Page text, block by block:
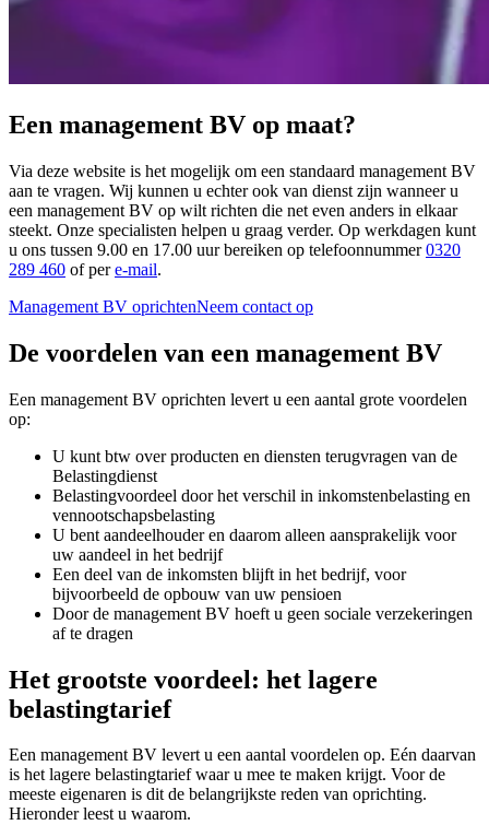
Een management BV op maat?
Via deze website is het mogelijk om een standaard management BV
aan te vragen. Wij kunnen u echter ook van dienst zijn wanneer u
een management BV op wilt richten die net even anders in elkaar
steekt. Onze specialisten helpen u graag verder. Op werkdagen kunt
u ons tussen 9.00 en 17.00 uur bereiken op telefoonnummer0320
289 460 of pere-mail.
Management BV oprichtenNeem contact op
De voordelen van een management BV
Een management BV oprichten levert u een aantal grote voordelen
op:
U kunt btw over producten en diensten terugvragen van de
Belastingdienst
Belastingvoordeel door het verschil in inkomstenbelasting en
vennootschapsbelasting
U bent aandeelhouder en daarom alleen aansprakelijk voor
uw aandeel in het bedrijf
Een deel van de inkomsten blijft in het bedrijf, voor
bijvoorbeeld de opbouw van uw pensioen
Door de management BV hoeft u geen sociale verzekeringen
af te dragen
Het grootste voordeel: het lagere
belastingtarief
Een management BV levert u een aantal voordelen op. Eén daarvan
is het lagere belastingtarief waar u mee te maken krijgt. Voor de
meeste eigenaren is dit de belangrijkste reden van oprichting.
Hieronder leest u waarom.